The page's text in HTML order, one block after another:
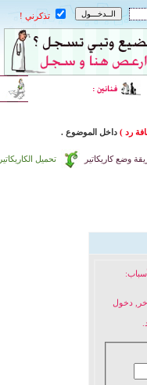
تذكرني !
رد ) داخل الموضوع .
تحميل الكاريكاتير وضع كاريكاتير
دخول